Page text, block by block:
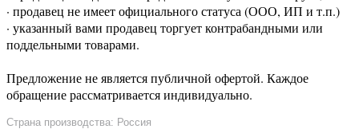
· продавец не имеет официального статуса (ООО, ИП и т.п.)
· указанный вами продавец торгует контрабандными или
поддельными товарами.
Предложение не является публичной офертой. Каждое
обращение рассматривается индивидуально.
Страна производства: Россия